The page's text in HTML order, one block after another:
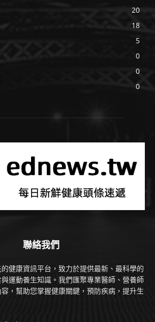
20
18
5
0
0
0
聯絡我們
健康資訊平台，致力於提供最新、最科學的
運動養生知識。我們匯聚專業醫師、營養師
，幫助您掌握健康關鍵，預防疾病，提升生